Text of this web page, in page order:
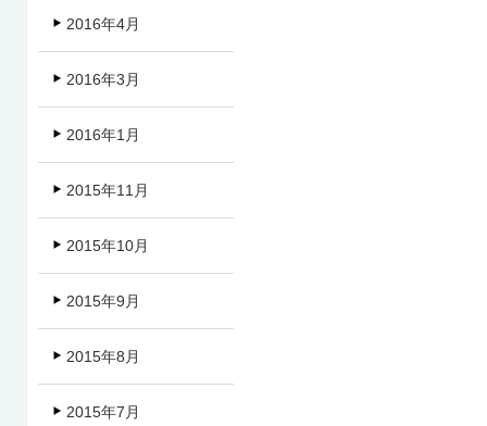
2016年4月
2016年3月
2016年1月
2015年11月
2015年10月
2015年9月
2015年8月
2015年7月